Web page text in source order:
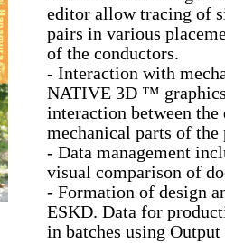
editor allow tracing of
pairs in various
of the conductors.
- Interaction with
NATIVE 3D ™
interaction between
mechanical parts of the
- Data management
visual comparison of
- Formation of design
ESKD. Data for
in batches using